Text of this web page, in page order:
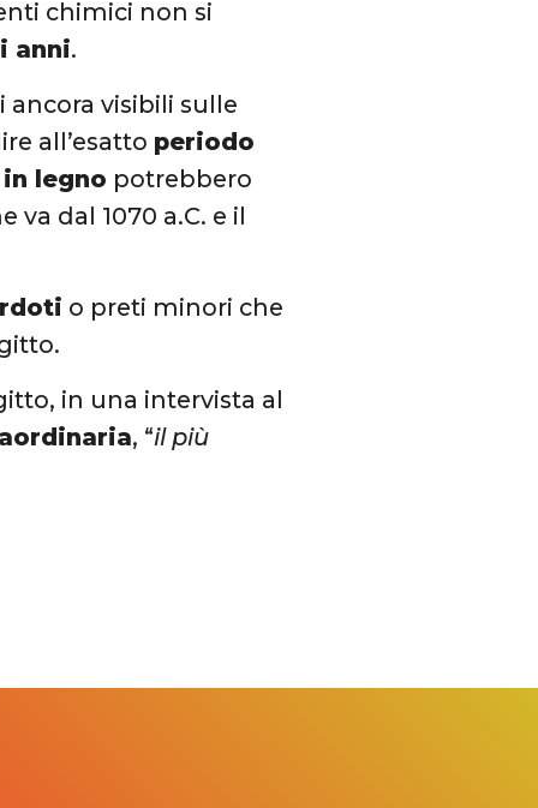
chimici non si
anni.
ancora visibili sulle
all’esatto periodo
legno potrebbero
dal 1070 a.C. e il
o preti minori che
in una intervista al
, “il più